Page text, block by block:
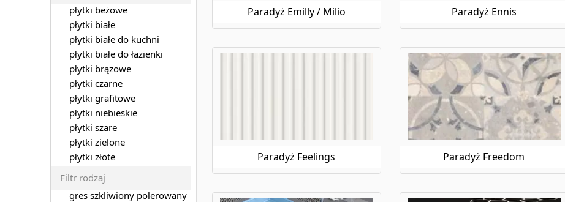
Paradyż Emilly / Milio Paradyż Ennis
Paradyż Feelings Paradyż Freedom
Paradyż Taurus
Paradyż Terrace
Paradyż Trueland
Paradyż U101
Paradyż U102
Paradyż U103
Paradyż U133
Paradyż Viano
Paradyż Wildland
Paradyż Willow
płytki beżowe
płytki białe
płytki białe do kuchni
płytki białe do łazienki
płytki brązowe
płytki czarne
płytki grafitowe
płytki niebieskie
płytki szare
płytki zielone
płytki złote
Filtr rodzaj
gres szkliwiony polerowany